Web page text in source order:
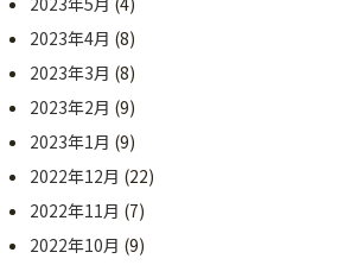
2023年4月 (8)
2023年3月 (8)
2023年2月 (9)
2023年1月 (9)
2022年12月 (22)
2022年11月 (7)
2022年10月 (9)